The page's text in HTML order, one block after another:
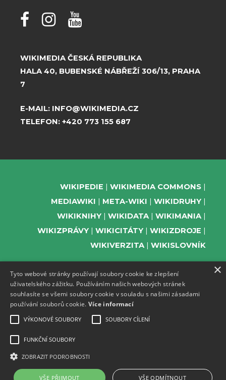
WIKIMEDIA ČESKÁ REPUBLIKA
HALA 40, BUBENSKÉ NÁBŘEŽÍ 306/13, PRAHA
7
E-MAIL: INFO@WIKIMEDIA.CZ
TELEFON: +420 773 155 687
WIKIPEDIE
WIKIMEDIA COMMONS
MEDIAWIKI
META-WIKI
WIKIDRUHY
WIKIKNIHY
WIKIDATA
WIKIMANIA
WIKIZPRÁVY
WIKICITÁTY
WIKIZDROJE
WIKIVERZITA
WIKISLOVNÍK
PODPOŘTE NÁS
ODEBÍREJTE NEWSLETTER
TELEGRAM UDÁLOSTÍ WMČR
×
Tyto webové stránky používají soubory cookie ke zlepšení
uživatelského zážitku. Používáním našich webových stránek
souhlasíte se všemi soubory cookie v souladu s našimi zásadami
používání souborů cookie. Více informací
VÝKONOVÉ SOUBORY SOUBORY CÍLENÍ
FUNKČNÍ SOUBORY
ZOBRAZIT PODROBNOSTI
VŠE PŘIJMOUT VŠE ODMÍTNOUT